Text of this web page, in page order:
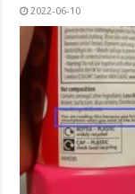
2022-06-10